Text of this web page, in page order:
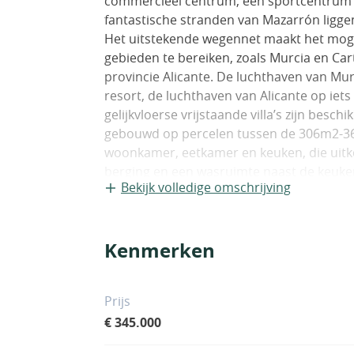
fantastische stranden van Mazarrón
Het uitstekende wegennet maakt het
gebieden te bereiken, zoals Murcia en
provincie Alicante. De luchthaven van
resort, de luchthaven van Alicante op
gelijkvloerse vrijstaande villa’s zijn
gebouwd op percelen tussen de 306m2-
woonkamer, eetkamer en keuken, die
ruime dakterras is bereikbaar via een
de tuin. Afhankelijk van de bouwfase en
inbouwkasten, ingebouwde led-
op het terrein met een oplader voor
Bekijk volledige omschrijving
Kenmerken
Prijs
€ 345.000